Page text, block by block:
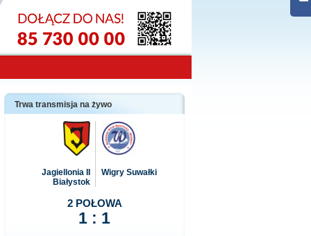
Trwa transmisja na żywo
Jagiellonia II
Białystok
Wigry Suwałki
2 POŁOWA
1 : 1